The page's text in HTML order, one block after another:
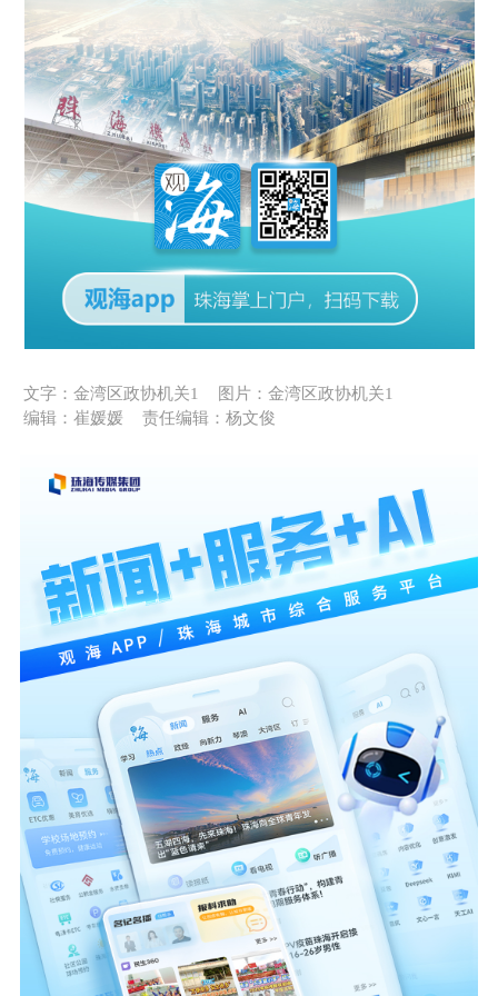
文字：金湾区政协机关1
图片：金湾区政协机关1
编辑：崔媛媛
责任编辑：杨文俊